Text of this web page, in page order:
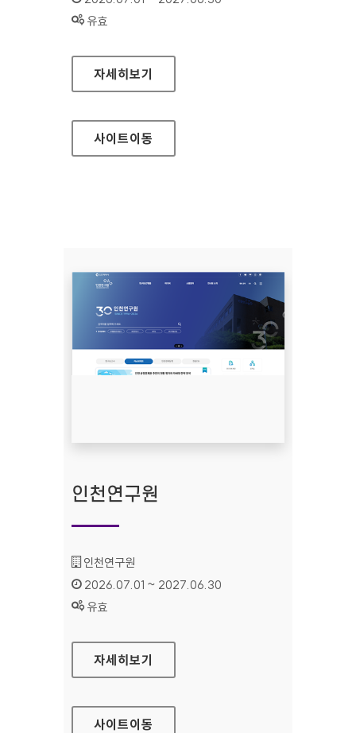
상태 :
유효
백제문화전당
자세히보기
사이트이동
인천연구원
기관명 :
인천연구원
인증기간 :
2026.07.01 ~ 2027.06.30
상태 :
유효
인천연구원
자세히보기
사이트이동